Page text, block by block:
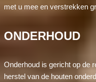
met u mee en verstrekken
ONDERHOUD
Onderhoud is gericht op de
herstel van de houten